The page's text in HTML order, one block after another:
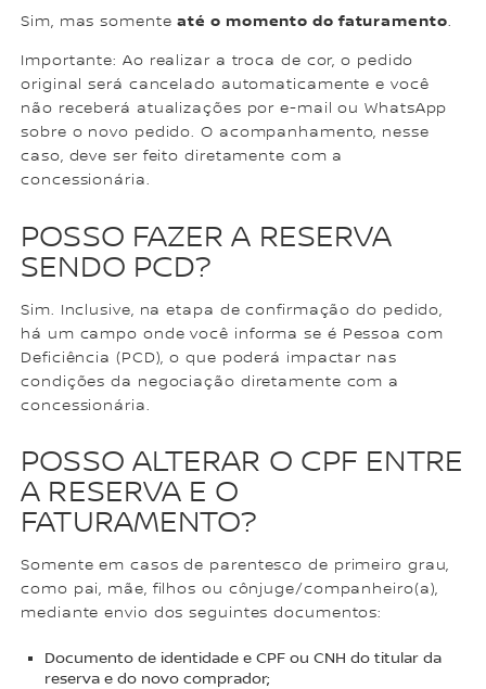
Sim, mas somenteaté o momento do faturamento.
Importante: Ao realizar a troca de cor, o pedido
original será cancelado automaticamente e você
não receberá atualizações por e-mail ou WhatsApp
sobre o novo pedido. O acompanhamento, nesse
caso, deve ser feito diretamente com a
concessionária.
POSSO FAZER A RESERVA
SENDO PCD?
Sim. Inclusive, na etapa de confirmação do pedido,
há um campo onde você informa se é Pessoa com
Deficiência (PCD), o que poderá impactar nas
condições da negociação diretamente com a
concessionária.
POSSO ALTERAR O CPF ENTRE
A RESERVA E O
FATURAMENTO?
Somente em casos de parentesco de primeiro grau,
como pai, mãe, filhos ou cônjuge/companheiro(a),
mediante envio dos seguintes documentos:
Documento de identidade e CPF ou CNH do titular da
reserva e do novo comprador;